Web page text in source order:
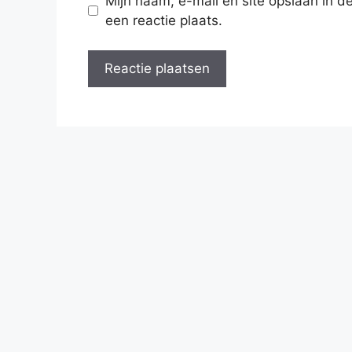
een reactie plaats.